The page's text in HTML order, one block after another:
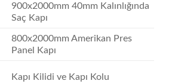
900x2000mm 40mm Kalınlığında
Saç Kapı
800x2000mm Amerikan Pres
Panel Kapı
Kapı Kilidi ve Kapı Kolu